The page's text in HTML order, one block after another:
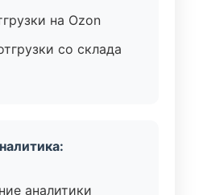
на Ozon
со склада
аналитики